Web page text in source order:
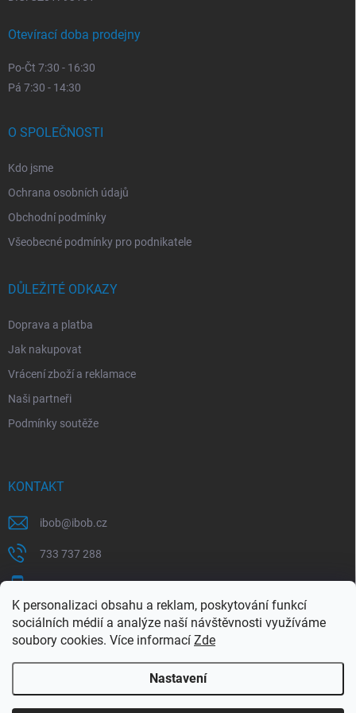
K personalizaci obsahu a reklam, poskytování funkcí
sociálních médií a analýze naší návštěvnosti využíváme
soubory cookies. Více informací Zde
Nastavení
Otevírací doba prodejny
Po-Čt 7:30 - 16:30
Pá 7:30 - 14:30
O SPOLEČNOSTI
Kdo jsme
Ochrana osobních údajů
Obchodní podmínky
Všeobecné podmínky pro podnikatele
DŮLEŽITÉ ODKAZY
Doprava a platba
Jak nakupovat
Vrácení zboží a reklamace
Naši partneři
Podmínky soutěže
KONTAKT
ibob@ibob.cz
733 737 288
607 069 561
Sledujte nás na Facebooku !
ibob_s.r.o/
Copyright 2026ibob s.r.o.. Všechna práva vyhrazena.Upravit nastavení